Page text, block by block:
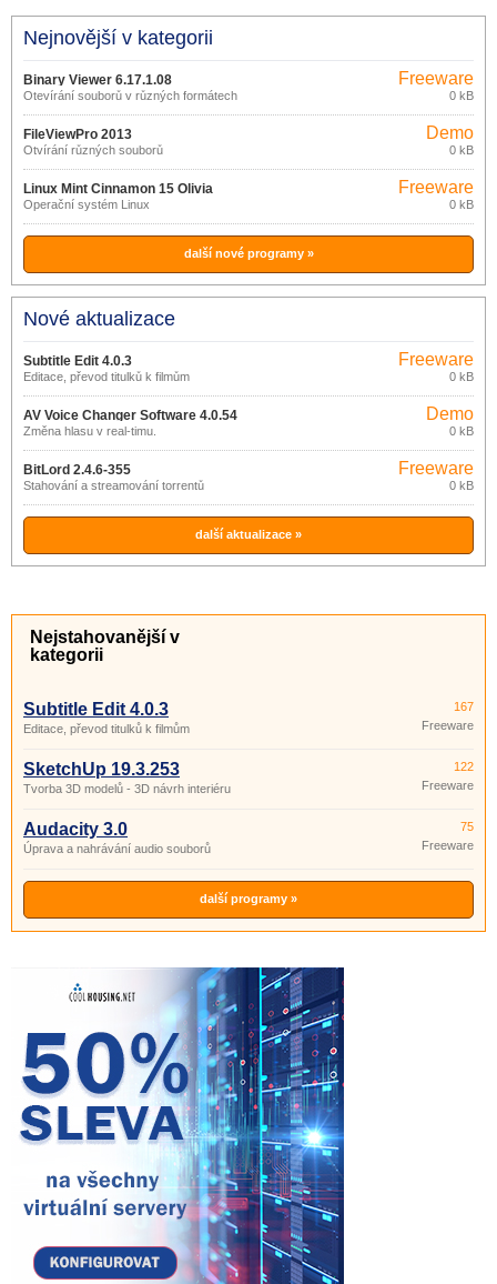
Nejnovější v kategorii
Binary Viewer 6.17.1.08
Otevírání souborů v různých formátech
Freeware
0 kB
FileViewPro 2013
Otvírání různých souborů
Demo
0 kB
Linux Mint Cinnamon 15 Olivia
Operační systém Linux
Freeware
0 kB
další nové programy »
Nové aktualizace
Subtitle Edit 4.0.3
Editace, převod titulků k filmům
Freeware
0 kB
AV Voice Changer Software 4.0.54
Změna hlasu v real-timu.
Demo
0 kB
BitLord 2.4.6-355
Stahování a streamování torrentů
Freeware
0 kB
další aktualizace »
Nejstahovanější v
kategorii
Subtitle Edit 4.0.3
Editace, převod titulků k filmům
167
Freeware
SketchUp 19.3.253
Tvorba 3D modelů - 3D návrh interiéru
122
Freeware
Audacity 3.0
Úprava a nahrávání audio souborů
75
Freeware
další programy »